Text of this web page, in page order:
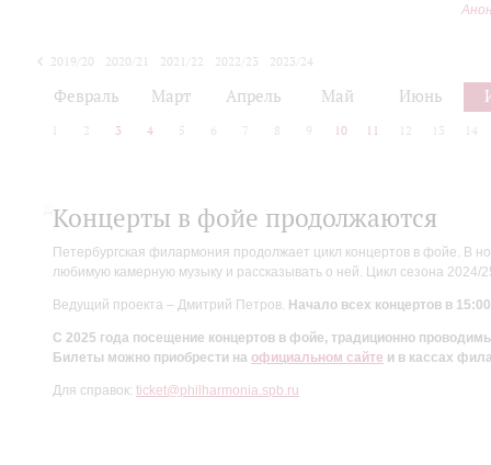
2019/20 2020/21 2021/22 2022/23
2023/24
Февраль Март Апрель Май Июнь
2 3 4 5 6 7 8 9 10 11 12 13 14
Концерты в фойе продолжаются
Петербургская филармония продолжает цикл концертов в фойе. В
любимую камерную музыку и рассказывать о ней. Цикл сезона
Ведущий проекта – Дмитрий Петров. Начало всех концертов в
С 2025 года посещение концертов в фойе, традиционно
Билеты можно приобрести на официальном сайте и в кассах
Для справок: ticket@philharmonia.spb.ru